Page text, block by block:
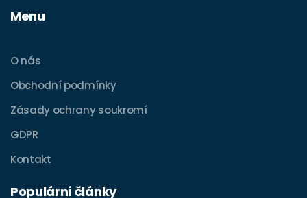
Menu
O nás
Obchodní podmínky
Zásady ochrany soukromí
GDPR
Kontakt
Populární články